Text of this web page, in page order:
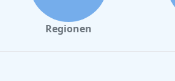
Regionen